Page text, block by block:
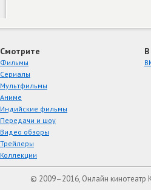
Смотрите
Фильмы
Сериалы
Мультфильмы
Аниме
Индийские фильмы
Передачи и шоу
Видео обзоры
Трейлеры
Коллекции
© 2009–2016, Онлайн